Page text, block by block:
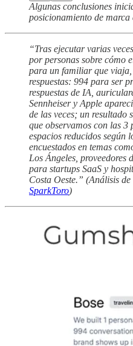
Algunas conclusiones
posicionamiento de marca
“Tras ejecutar varias
por personas sobre cómo
para un familiar que
respuestas: 994 para ser
respuestas de IA,
Sennheiser y Apple
de las veces; un resultado
que observamos con las 3
espacios reducidos según
encuestados en temas
Los Ángeles, proveedores
para startups SaaS y
Costa Oeste.” (Análisis
SparkToro)